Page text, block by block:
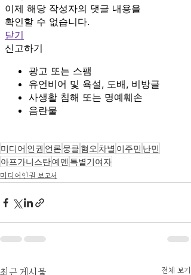
미디어 인권 언론 뭉클 혐오 차별 이주민 난민
아프가니스탄예멘 특별기여자
미디어인권 보고서
최근 게시물 전체 보기